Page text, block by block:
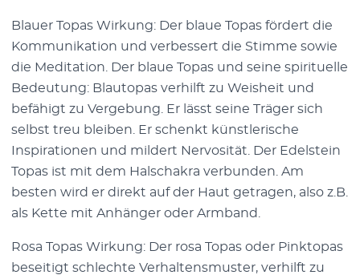
Blauer Topas Wirkung: Der blaue Topas fördert die
Kommunikation und verbessert die Stimme sowie
die Meditation. Der blaue Topas und seine spirituelle
Bedeutung: Blautopas verhilft zu Weisheit und
befähigt zu Vergebung. Er lässt seine Träger sich
selbst treu bleiben. Er schenkt künstlerische
Inspirationen und mildert Nervosität. Der Edelstein
Topas ist mit dem Halschakra verbunden. Am
besten wird er direkt auf der Haut getragen, also z.B.
als Kette mit Anhänger oder Armband.
Rosa Topas Wirkung: Der rosa Topas oder Pinktopas
beseitigt schlechte Verhaltensmuster, verhilft zu